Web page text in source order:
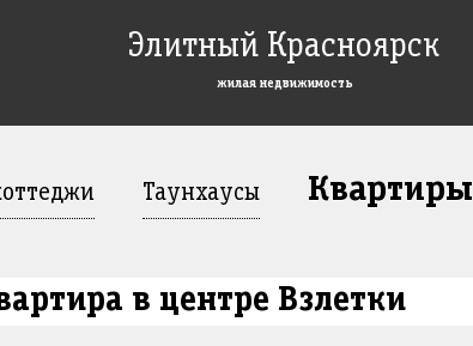
Элитный Красноярск
жилая недвижимость
Таунхаусы Квартиры
в центре Взлетки